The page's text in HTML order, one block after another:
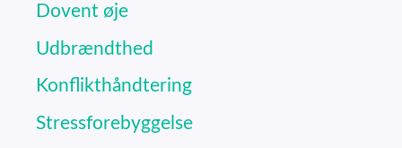
Dovent øje
Udbrændthed
Konflikthåndtering
Stressforebyggelse